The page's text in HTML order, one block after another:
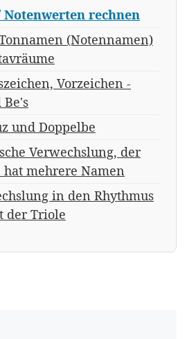
Notenwerten rechnen
(Notennamen)
Vorzeichen -
und Doppelbe
Verwechslung, der
hat mehrere Namen
in den Rhythmus
der Triole